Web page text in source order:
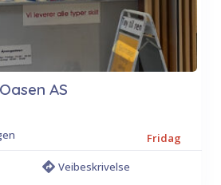
AS
Fridag
Veibeskrivelse